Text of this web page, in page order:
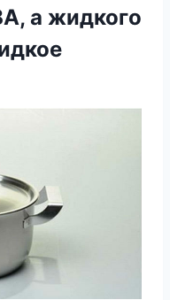
а жидкого